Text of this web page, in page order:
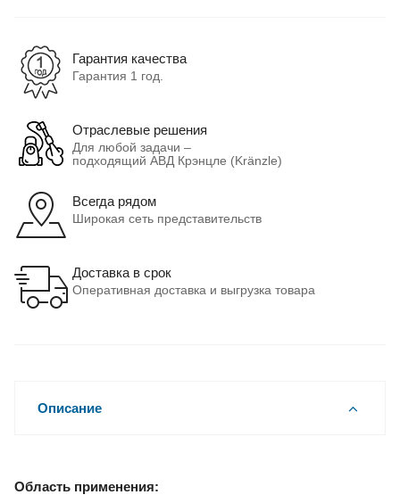
Гарантия качества
Гарантия 1 год.
Отраслевые решения
Для любой задачи –
подходящий АВД Крэнцле (Kränzle)
Всегда рядом
Широкая сеть представительств
Доставка в срок
Оперативная доставка и выгрузка товара
Описание
Область применения: